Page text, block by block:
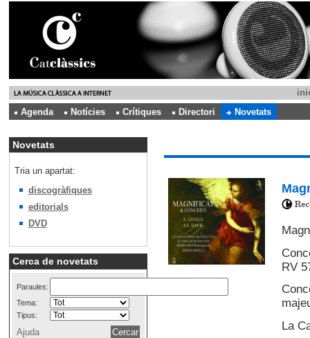
Agenda
Notícies Crítiques Directori Novetats
Novetats
Tria un apartat:
discogràfiques
editorials
DVD
Cerca de novetats
Paraules:
Tema:
Tipus:
Ajuda
RV
La